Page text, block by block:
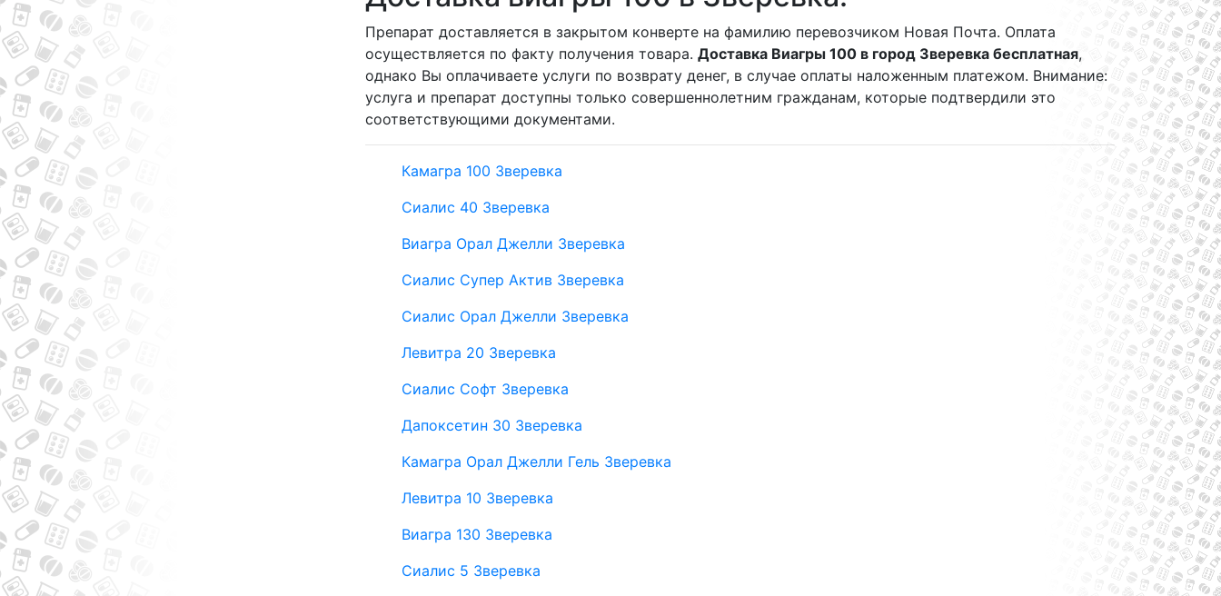
Препарат доставляется в закрытом конверте на фамилию перевозчиком Новая Почта. Оплата
осуществляется по факту получения товара. Доставка Виагры 100 в город Зверевка бесплатная,
однако Вы оплачиваете услуги по возврату денег, в случае оплаты наложенным платежом. Внимание:
услуга и препарат доступны только совершеннолетним гражданам, которые подтвердили это
соответствующими документами.
Камагра 100 Зверевка
Сиалис 40 Зверевка
Виагра Орал Джелли Зверевка
Сиалис Супер Актив Зверевка
Сиалис Орал Джелли Зверевка
Левитра 20 Зверевка
Сиалис Софт Зверевка
Дапоксетин 30 Зверевка
Камагра Орал Джелли Гель Зверевка
Левитра 10 Зверевка
Виагра 130 Зверевка
Сиалис 5 Зверевка